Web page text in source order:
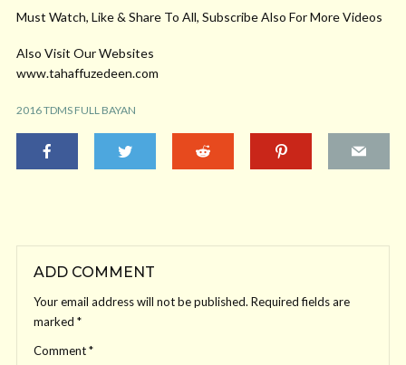
Must Watch, Like & Share To All, Subscribe Also For More Videos
Also Visit Our Websites
www.tahaffuzedeen.com
2016 TDMS FULL BAYAN
ADD COMMENT
Your email address will not be published. Required fields are
marked *
Comment*